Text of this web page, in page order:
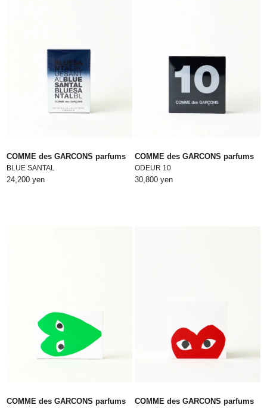
COMME des GARCONS parfums
BLUE SANTAL
24,200 yen
COMME des GARCONS parfums
ODEUR 10
30,800 yen
COMME des GARCONS parfums COMME des GARCONS parfums